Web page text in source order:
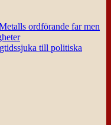
ordförande far men
till politiska